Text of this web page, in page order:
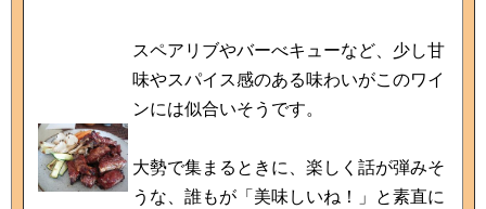
スペアリブやバーべキューなど、少し甘
味やスパイス感のある味わいがこのワイ
ンには似合いそうです。
大勢で集まるときに、楽しく話が弾みそ
うな、誰もが「美味しいね！」と素直に